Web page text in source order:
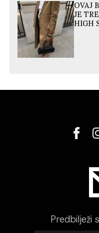
OVAJ
JE
HIGH
Predbilježi